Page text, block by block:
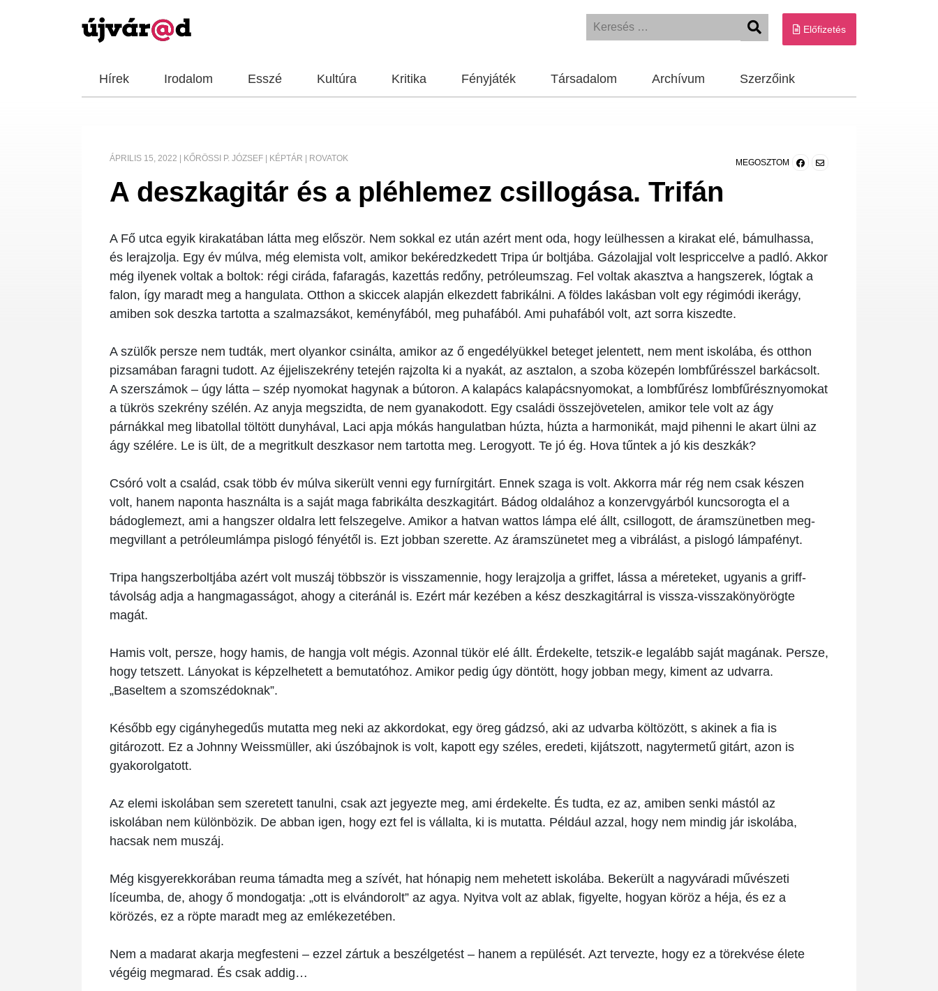
Előfizetés
Hírek Irodalom Esszé Kultúra Kritika Fényjáték Társadalom Archívum Szerzőink
ÁPRILIS 15, 2022 KŐRÖSSI P. JÓZSEF KÉPTÁR ROVATOK MEGOSZTOM
A deszkagitár és a pléhlemez csillogása. Trifán
A Fő utca egyik kirakatában látta meg először. Nem sokkal ez után azért ment oda, hogy leülhessen a kirakat elé, bámulhassa,
és lerajzolja. Egy év múlva, még elemista volt, amikor bekéredzkedett Tripa úr boltjába. Gázolajjal volt lespriccelve a padló. Akkor
még ilyenek voltak a boltok: régi ciráda, fafaragás, kazettás redőny, petróleumszag. Fel voltak akasztva a hangszerek, lógtak a
falon, így maradt meg a hangulata. Otthon a skiccek alapján elkezdett fabrikálni. A földes lakásban volt egy régimódi ikerágy,
amiben sok deszka tartotta a szalmazsákot, keményfából, meg puhafából. Ami puhafából volt, azt sorra kiszedte.
A szülők persze nem tudták, mert olyankor csinálta, amikor az ő engedélyükkel beteget jelentett, nem ment iskolába, és otthon
pizsamában faragni tudott. Az éjjeliszekrény tetején rajzolta ki a nyakát, az asztalon, a szoba közepén lombfűrésszel barkácsolt.
A szerszámok – úgy látta – szép nyomokat hagynak a bútoron. A kalapács kalapácsnyomokat, a lombfűrész lombfűrésznyomokat
a tükrös szekrény szélén. Az anyja megszidta, de nem gyanakodott. Egy családi összejövetelen, amikor tele volt az ágy
párnákkal meg libatollal töltött dunyhával, Laci apja mókás hangulatban húzta, húzta a harmonikát, majd pihenni le akart ülni az
ágy szélére. Le is ült, de a megritkult deszkasor nem tartotta meg. Lerogyott. Te jó ég. Hova tűntek a jó kis deszkák?
Csóró volt a család, csak több év múlva sikerült venni egy furnírgitárt. Ennek szaga is volt. Akkorra már rég nem csak készen
volt, hanem naponta használta is a saját maga fabrikálta deszkagitárt. Bádog oldalához a konzervgyárból kuncsorogta el a
bádoglemezt, ami a hangszer oldalra lett felszegelve. Amikor a hatvan wattos lámpa elé állt, csillogott, de áramszünetben meg-
megvillant a petróleumlámpa pislogó fényétől is. Ezt jobban szerette. Az áramszünetet meg a vibrálást, a pislogó lámpafényt.
Tripa hangszerboltjába azért volt muszáj többször is visszamennie, hogy lerajzolja a griffet, lássa a méreteket, ugyanis a griff-
távolság adja a hangmagasságot, ahogy a citeránál is. Ezért már kezében a kész deszkagitárral is vissza-visszakönyörögte
magát.
Hamis volt, persze, hogy hamis, de hangja volt mégis. Azonnal tükör elé állt. Érdekelte, tetszik-e legalább saját magának. Persze,
hogy tetszett. Lányokat is képzelhetett a bemutatóhoz. Amikor pedig úgy döntött, hogy jobban megy, kiment az udvarra.
„Baseltem a szomszédoknak”.
Később egy cigányhegedűs mutatta meg neki az akkordokat, egy öreg gádzsó, aki az udvarba költözött, s akinek a fia is
gitározott. Ez a Johnny Weissmüller, aki úszóbajnok is volt, kapott egy széles, eredeti, kijátszott, nagytermetű gitárt, azon is
gyakorolgatott.
Az elemi iskolában sem szeretett tanulni, csak azt jegyezte meg, ami érdekelte. És tudta, ez az, amiben senki mástól az
iskolában nem különbözik. De abban igen, hogy ezt fel is vállalta, ki is mutatta. Például azzal, hogy nem mindig jár iskolába,
hacsak nem muszáj.
Még kisgyerekkorában reuma támadta meg a szívét, hat hónapig nem mehetett iskolába. Bekerült a nagyváradi művészeti
líceumba, de, ahogy ő mondogatja: „ott is elvándorolt” az agya. Nyitva volt az ablak, figyelte, hogyan köröz a héja, és ez a
körözés, ez a röpte maradt meg az emlékezetében.
Nem a madarat akarja megfesteni – ezzel zártuk a beszélgetést – hanem a repülését. Azt tervezte, hogy ez a törekvése élete
végéig megmarad. És csak addig…